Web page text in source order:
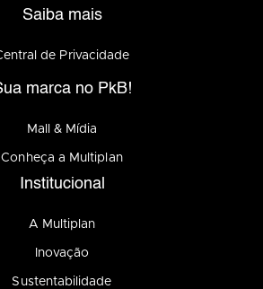
Saiba mais
de Privacidade
marca no PkB!
Mall & Mídia
Conheça a Multiplan
Institucional
A Multiplan
Inovação
Sustentabilidade